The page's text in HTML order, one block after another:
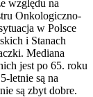
względu na
Onkologiczno-
w Polsce
i Stanach
Mediana
jest po 65. roku
letnie są na
są zbyt dobre.